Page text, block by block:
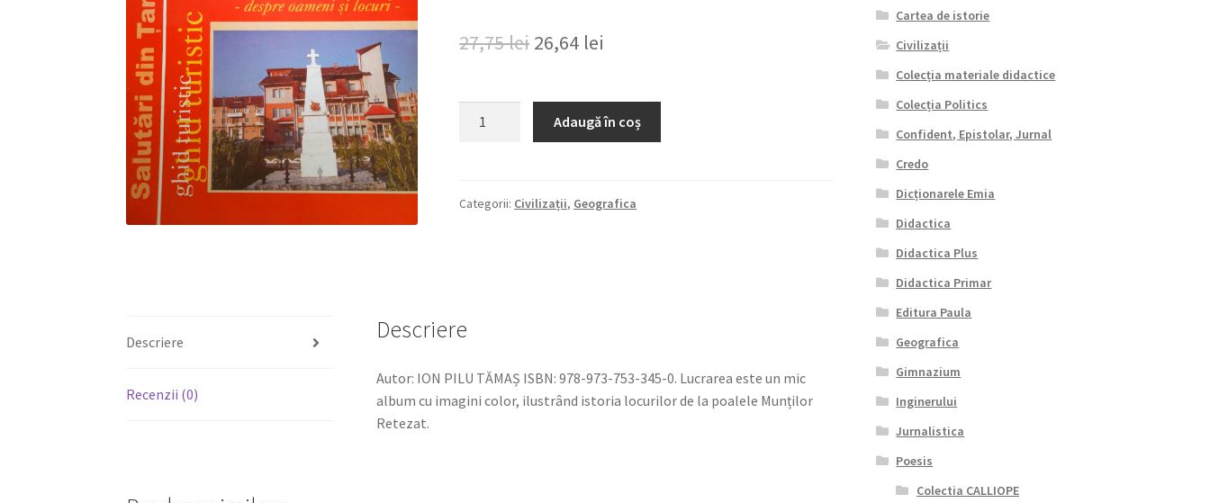
27,75lei Prețul
a
fost:
26,64 lei
este:
26,64 lei.
BARU
Adaugă în coș
Categorii: Civilizații, Geografica
Descriere
Recenzii (0)
Descriere
Autor: ION PILU TĂMAȘ ISBN: 978-973-753-345-0. Lucrarea este un mic
album cu imagini color, ilustrând istoria locurilor de la poalele Munților
Retezat.
Cartea de istorie
Civilizații
Colecția materiale didactice
Colecția Politics
Confident, Epistolar, Jurnal
Credo
Dicționarele Emia
Didactica
Didactica Plus
Didactica Primar
Editura Paula
Geografica
Gimnazium
Inginerului
Jurnalistica
Poesis
Colectia CALLIOPE